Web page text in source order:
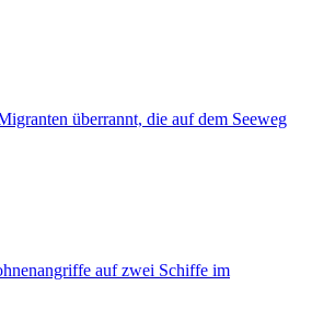
überrannt, die auf dem Seeweg
auf zwei Schiffe im